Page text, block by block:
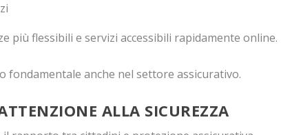
più flessibili e servizi accessibili rapidamente online.
fondamentale anche nel settore assicurativo.
ALLA SICUREZZA